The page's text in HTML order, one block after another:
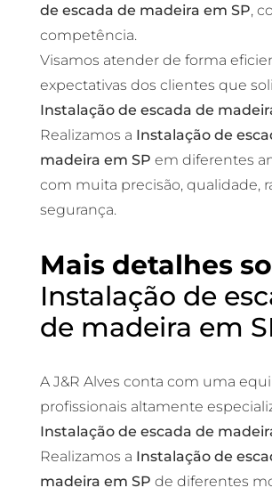
de escada de madeira em SP,
competência.
Visamos atender de forma
expectativas dos clientes que
Instalação de escada de
Realizamos a Instalação de
madeira em SP em diferentes
com muita precisão, qualidade,
segurança.
Mais detalhes
Instalação de
de madeira em
A J&R Alves conta com uma
profissionais altamente
Instalação de escada de
Realizamos a Instalação de
madeira em SP de diferentes